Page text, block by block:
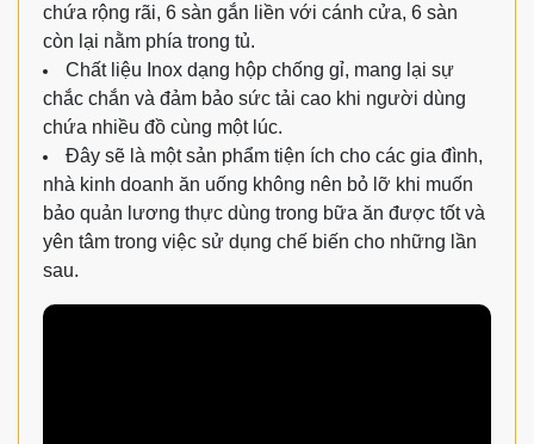
chứa rộng rãi, 6 sàn gắn liền với cánh cửa, 6 sàn
còn lại nằm phía trong tủ.
Chất liệu Inox dạng hộp chống gỉ, mang lại sự
chắc chắn và đảm bảo sức tải cao khi người dùng
chứa nhiều đồ cùng một lúc.
Đây sẽ là một sản phẩm tiện ích cho các gia đình,
nhà kinh doanh ăn uống không nên bỏ lỡ khi muốn
bảo quản lương thực dùng trong bữa ăn được tốt và
yên tâm trong việc sử dụng chế biến cho những lần
sau.